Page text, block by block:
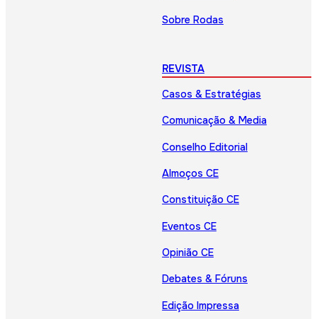
Sobre Rodas
REVISTA
Casos & Estratégias
Comunicação & Media
Conselho Editorial
Almoços CE
Constituição CE
Eventos CE
Opinião CE
Debates & Fóruns
Edição Impressa